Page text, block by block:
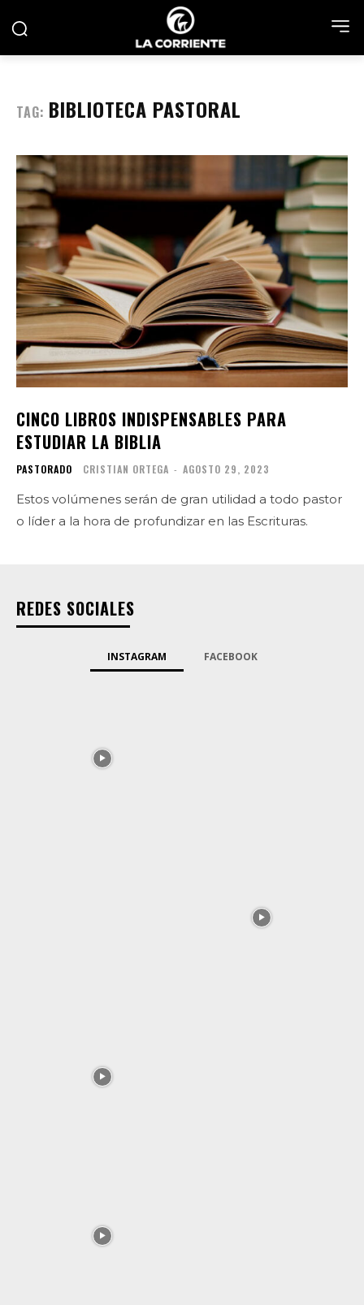
TAG: BIBLIOTECA PASTORAL
CINCO LIBROS INDISPENSABLES PARA
ESTUDIAR LA BIBLIA
PASTORADO CRISTIAN ORTEGA - AGOSTO 29, 2023
Estos volúmenes serán de gran utilidad a todo pastor
o líder a la hora de profundizar en las Escrituras.
REDES SOCIALES
INSTAGRAM FACEBOOK